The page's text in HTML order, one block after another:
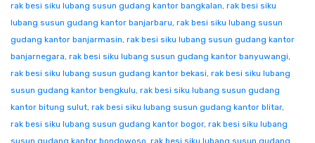
rak besi siku lubang susun gudang kantor bangkalan, rak besi siku
lubang susun gudang kantor banjarbaru, rak besi siku lubang susun
gudang kantor banjarmasin, rak besi siku lubang susun gudang kantor
banjarnegara, rak besi siku lubang susun gudang kantor banyuwangi,
rak besi siku lubang susun gudang kantor bekasi, rak besi siku lubang
susun gudang kantor bengkulu, rak besi siku lubang susun gudang
kantor bitung sulut, rak besi siku lubang susun gudang kantor blitar,
rak besi siku lubang susun gudang kantor bogor, rak besi siku lubang
susun gudang kantor bondowoso, rak besi siku lubang susun gudang